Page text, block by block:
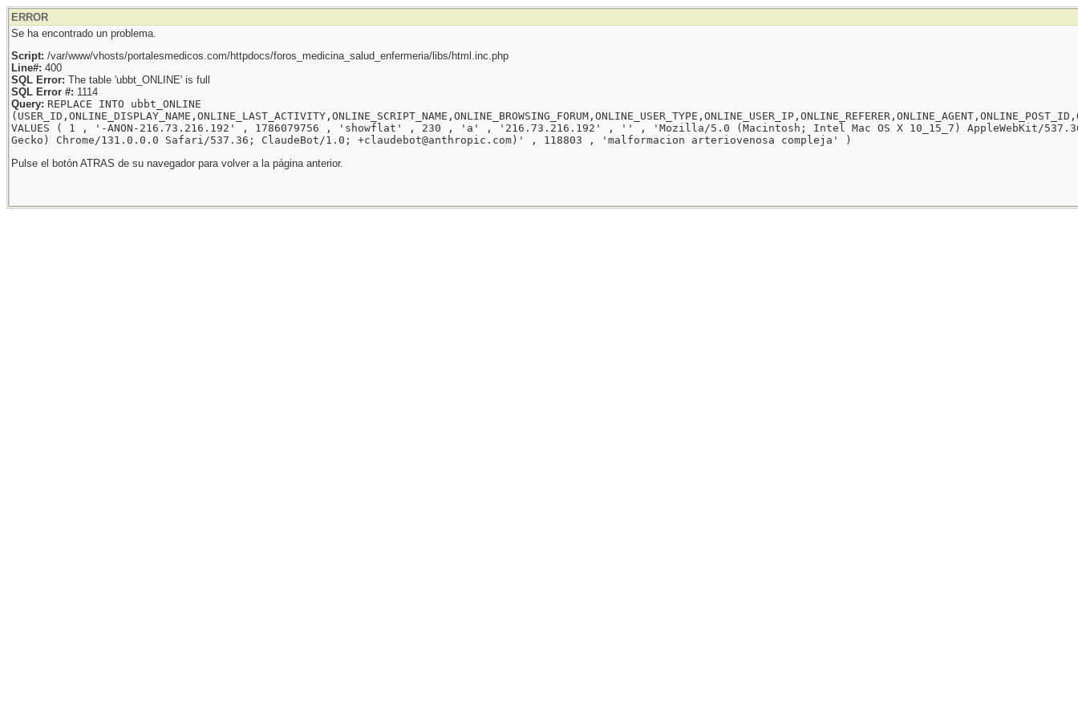
ERROR
Se ha encontrado un problema.
Script: /var/www/vhosts/portalesmedicos.com/httpdocs/foros_medicina_salud_enfermeria/libs/html.inc.php
Line#: 400
SQL Error: The table 'ubbt_ONLINE' is full
SQL Error #: 1114
Query: REPLACE INTO ubbt_ONLINE
VALUES ( 1 , '-ANON-216.73.216.192' , 1786079756 , 'showflat' , 230 , 'a' , '216.73.216.192' , '' , 'Mozilla/5.0 (Macintosh; Intel Mac OS X 10_15_7) AppleWebKit/
Gecko) Chrome/131.0.0.0 Safari/537.36; ClaudeBot/1.0; +claudebot@anthropic.com)' , 118803 , 'malformacion arteriovenosa compleja' )
Pulse el botón ATRAS de su navegador para volver a la página anterior.